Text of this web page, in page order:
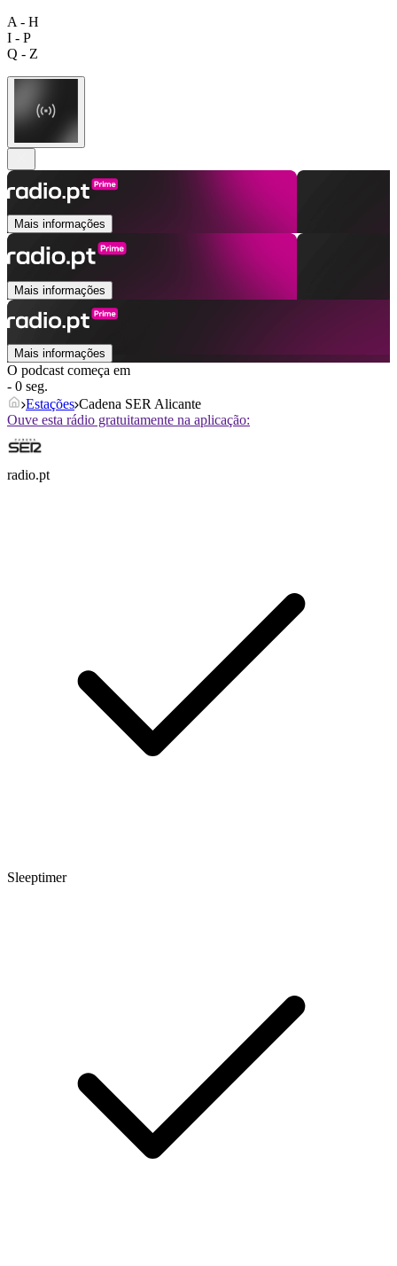
A - H
I - P
Q - Z
Mais informações
Mais informações
Mais informações
O podcast começa em
- 0 seg.
Estações Cadena SER Alicante
Ouve esta rádio gratuitamente na aplicação:
radio.pt
Sleeptimer